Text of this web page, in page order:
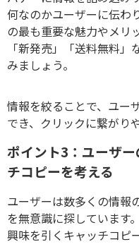
何なのかユーザーに伝わ
の最も重要な魅力やメリ
「新発売」「送料無料
みましょう。
情報を絞ることで、ユー
でき、クリックに繋がり
ポイント3：ユーザ
チコピーを考える
ユーザーは数多くの情報
を無意識に探しています
興味を引くキャッチコピ